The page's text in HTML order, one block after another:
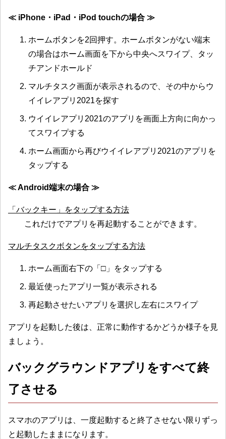
≪ iPhone・iPad・iPod touchの場合 ≫
ホームボタンを2回押す。ホームボタンがない端末
の場合はホーム画面を下から中央へスワイプ、タッ
チアンドホールド
マルチタスク画面が表示されるので、その中からウ
イイレアプリ2021を探す
ウイイレアプリ2021のアプリを画面上方向に向かっ
てスワイプする
ホーム画面から再びウイイレアプリ2021のアプリを
タップする
≪ Android端末の場合 ≫
「バックキー」をタップする方法
これだけでアプリを再起動することができます。
マルチタスクボタンをタップする方法
ホーム画面右下の「□」をタップする
最近使ったアプリ一覧が表示される
再起動させたいアプリを選択し左右にスワイプ
アプリを起動した後は、正常に動作するかどうか様子を見
ましょう。
バックグラウンドアプリをすべて終
了させる
スマホのアプリは、一度起動すると終了させない限りずっ
と起動したままになります。